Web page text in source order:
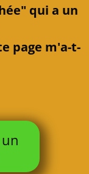
qui a un
page m'a-t-